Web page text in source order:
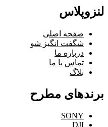
لنزوپلاس
صفحه اصلی
شگفت انگیز شو
درباره ما
تماس با ما
بلاگ
برندهای مطرح
SONY
DJI